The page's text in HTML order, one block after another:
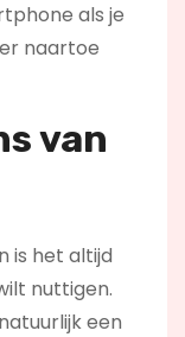
als je
naartoe
van
is het altijd
nuttigen.
een